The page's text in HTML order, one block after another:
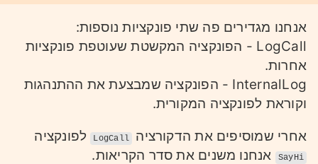
אנחנו מגדירים פה שתי פונקציות נוספות:
LogCall - הפונקציה המקשטת שעוטפת פונקציות
אחרות.
InternalLog - הפונקציה שמבצעת את ההתנהגות
וקוראת לפונקציה המקורית.
אחרי שמוסיפים את הדקורציה
LogCall לפונקציה
SayHi אנחנו משנים את סדר הקריאות.